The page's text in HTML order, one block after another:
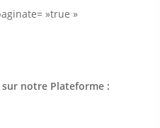
»true »
notre Plateforme :